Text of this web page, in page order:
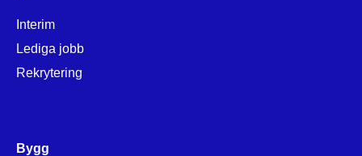
Interim
Lediga jobb
Rekrytering
Bygg